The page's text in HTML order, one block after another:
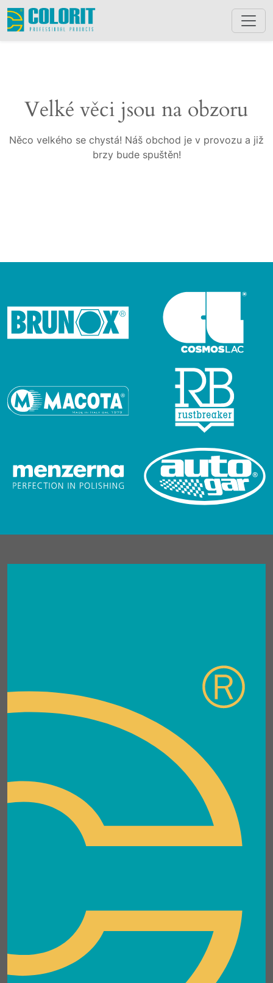
Velké věci jsou na obzoru
Něco velkého se chystá! Náš obchod je v provozu a již
brzy bude spuštěn!